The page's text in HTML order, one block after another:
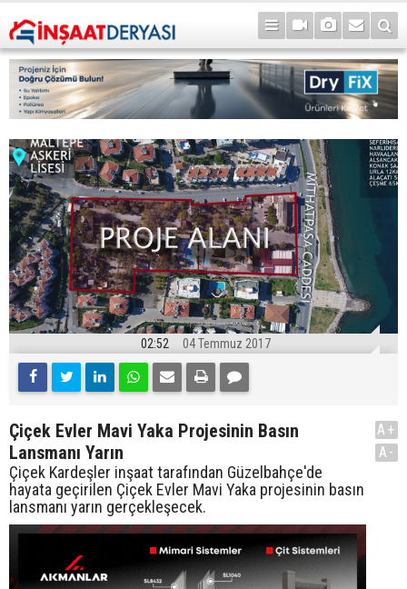
02:52 04 Temmuz 2017
Çiçek Evler Mavi Yaka Projesinin Basın
Lansmanı Yarın
Çiçek Kardeşler inşaat tarafından Güzelbahçe'de
hayata geçirilen Çiçek Evler Mavi Yaka projesinin basın
lansmanı yarın gerçekleşecek.
A+
A-